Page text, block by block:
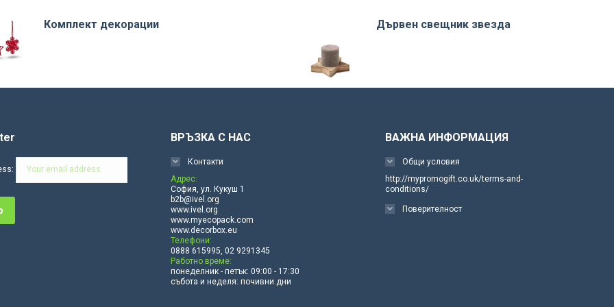
Комплект декорации Дървен свещник звезда
ВРЪЗКА С НАС
Контакти
Адрес:
София, ул. Кукуш 1
b2b@ivel.org
www.ivel.org
www.myecopack.com
www.decorbox.eu
Телефони:
0888 615995, 02 9291345
Работно време:
понеделник - петък: 09:00 - 17:30
събота и неделя: почивни дни
ВАЖНА ИНФОРМАЦИЯ
Общи условия
http://mypromogift.co.uk/terms-and-
conditions/
Поверителност